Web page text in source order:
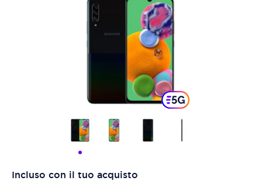
Incluso con il tuo acquisto